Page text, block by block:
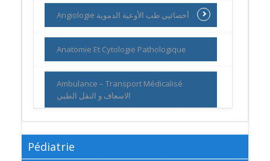
Angiologie أخصائيي طب الأوعية الدموية
Anatomie Et Cytologie Pathologique
Ambulance – Transport Médicalisé
الاسعاف و النقل الطبي
Pédiatrie